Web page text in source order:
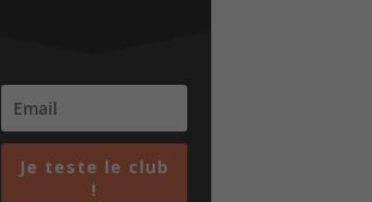
Je teste le club
!